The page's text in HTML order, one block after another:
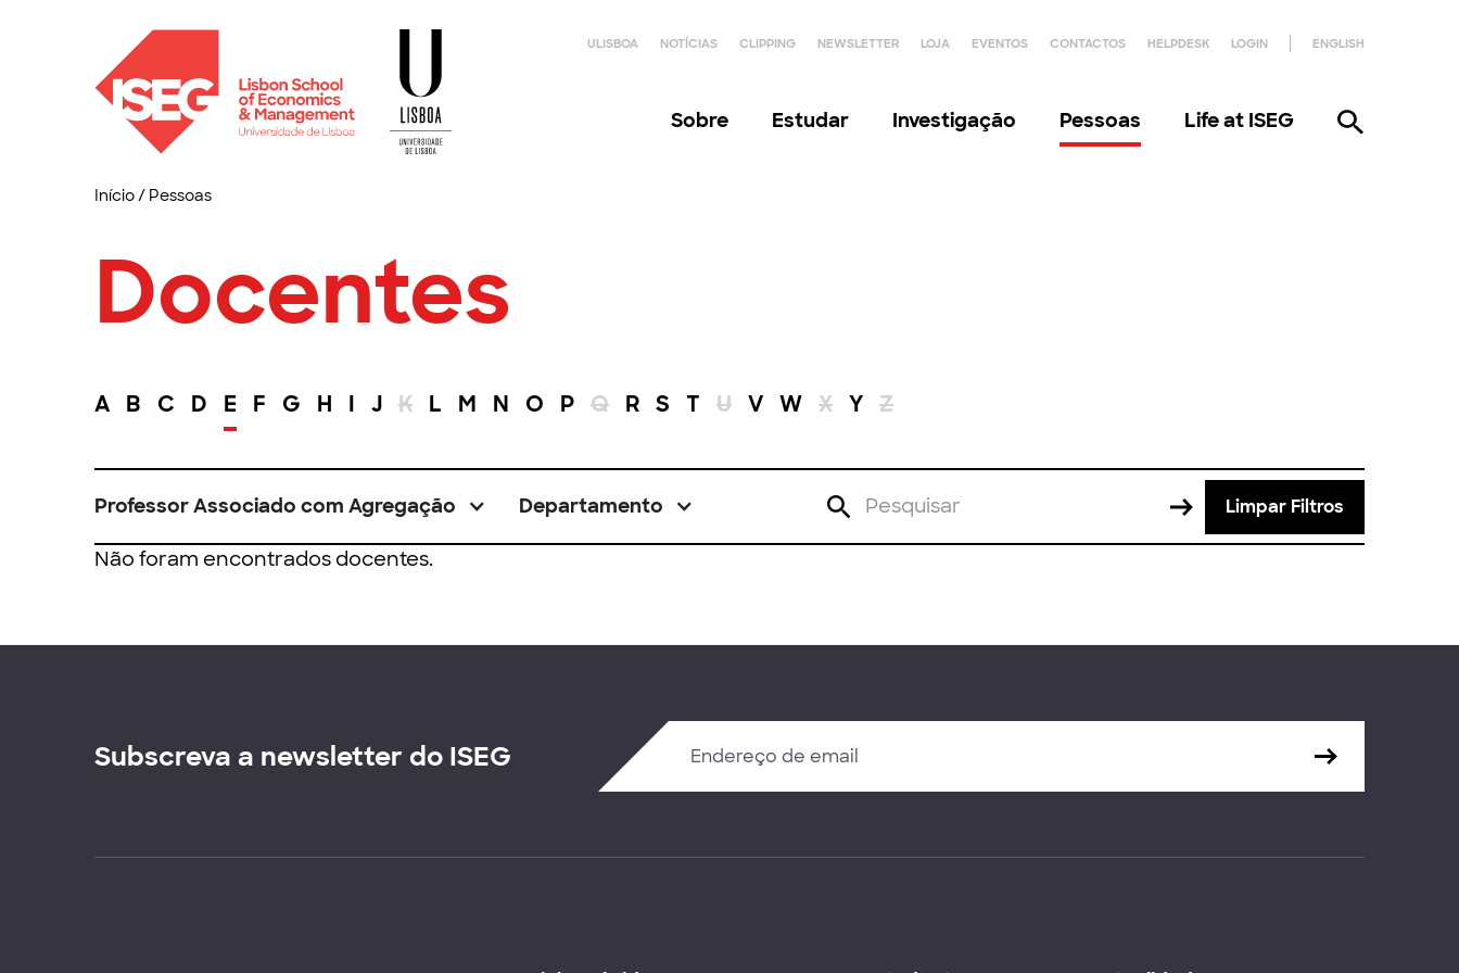
ULISBOA NOTÍCIAS CLIPPING NEWSLETTER LOJA EVENTOS CONTACTOS HELPDESK LOGIN ENGLISH
Sobre Estudar Investigação Pessoas Life at ISEG
Início/ Pessoas
Docentes
A B C D E F G H I J K L M N O P Q R S T U V W X Y Z
Professor Associado com Agregação Departamento Limpar Filtros
Não foram encontrados docentes.
Subscreva a newsletter do ISEG